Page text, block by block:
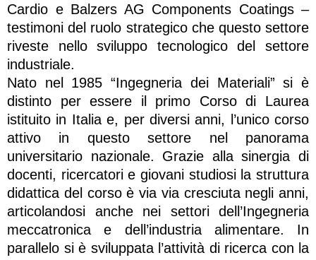
Cardio e Balzers AG Components Coatings –
testimoni del ruolo strategico che questo settore
riveste nello sviluppo tecnologico del settore
industriale.
Nato nel 1985 “Ingegneria dei Materiali” si è
distinto per essere il primo Corso di Laurea
istituito in Italia e, per diversi anni, l’unico corso
attivo in questo settore nel panorama
universitario nazionale. Grazie alla sinergia di
docenti, ricercatori e giovani studiosi la struttura
didattica del corso è via via cresciuta negli anni,
articolandosi anche nei settori dell’Ingegneria
meccatronica e dell’industria alimentare. In
parallelo si è sviluppata l’attività di ricerca con la